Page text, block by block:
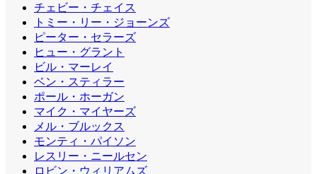
チェビー・チェイス
トミー・リー・ジョーンズ
ピーター・セラーズ
ヒュー・グラント
ビル・マーレイ
ベン・スティラー
ポール・ホーガン
マイク・マイヤーズ
メル・ブルックス
モンティ・パイソン
レスリー・ニールセン
ロビン・ウィリアムズ